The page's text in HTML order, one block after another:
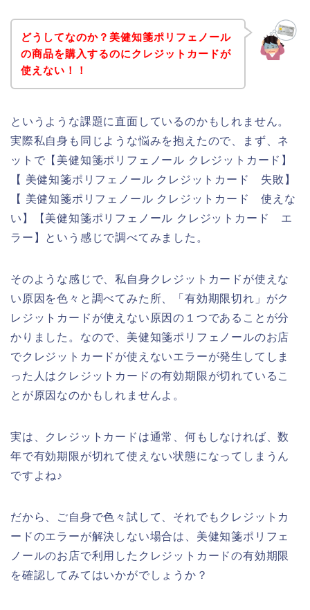
どうしてなのか？美健知箋ポリフェノール
の商品を購入するのにクレジットカードが
使えない！！
というような課題に直面しているのかもしれません。
実際私自身も同じような悩みを抱えたので、まず、ネ
ットで【美健知箋ポリフェノール クレジットカード】
【 美健知箋ポリフェノール クレジットカード 失敗】
【 美健知箋ポリフェノール クレジットカード 使えな
い】【美健知箋ポリフェノール クレジットカード エ
ラー】という感じで調べてみました。
そのような感じで、私自身クレジットカードが使えな
い原因を色々と調べてみた所、「有効期限切れ」がク
レジットカードが使えない原因の１つであることが分
かりました。なので、美健知箋ポリフェノールのお店
でクレジットカードが使えないエラーが発生してしま
った人はクレジットカードの有効期限が切れているこ
とが原因なのかもしれませんよ。
実は、クレジットカードは通常、何もしなければ、数
年で有効期限が切れて使えない状態になってしまうん
ですよね♪
だから、ご自身で色々試して、それでもクレジットカ
ードのエラーが解決しない場合は、美健知箋ポリフェ
ノールのお店で利用したクレジットカードの有効期限
を確認してみてはいかがでしょうか？